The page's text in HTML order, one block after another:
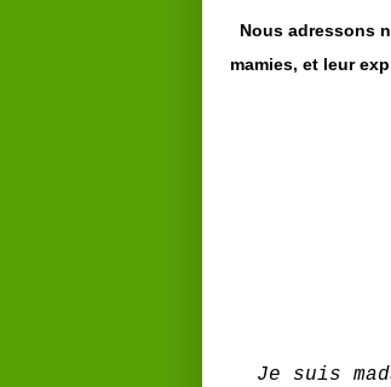
Nous adressons
mamies, et leur
Je suis